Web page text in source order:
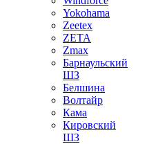
Yokohama
Zeetex
ZETA
Zmax
Барнаульский
ШЗ
Белшина
Волтайр
Кама
Кировский
ШЗ